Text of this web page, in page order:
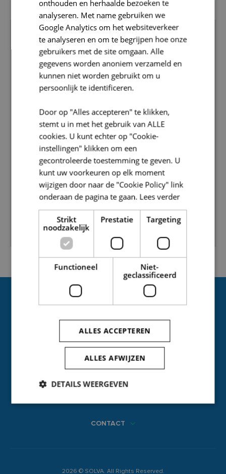
CONTACT
2026 © SOLVA. All Rights Reserved.
onthouden en herhaalde bezoeken te
analyseren. Met name gebruiken we
Google Analytics om het websiteverkeer
te analyseren en om te begrijpen hoe onze
gebruikers met de site omgaan. Alle
gegevens worden anoniem verzameld en
kunnen niet worden gebruikt om u
persoonlijk te identificeren.
Door op "Alles accepteren" te klikken,
stemt u in met het gebruik van ALLE
cookies. U kunt echter op "Cookie-
instellingen" klikken om een
gecontroleerde toestemming te geven. U
kunt uw voorkeuren op elk moment
wijzigen door naar de "Cookie Policy" link
onderaan de pagina te gaan. Lees verder
Strikt
noodzakelijk
Prestatie Targeting
Functioneel
Niet-
geclassificeerd
ALLES ACCEPTEREN
ALLES AFWIJZEN
DETAILS WEERGEVEN
Strikt noodzakelijk Prestatie